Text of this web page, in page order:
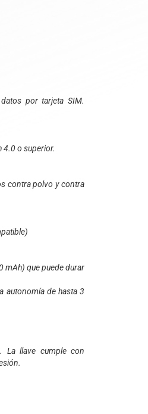
por tarjeta SIM.
4.0 o superior.
contra polvo y contra
mAh) que puede durar
autonomía de hasta 3
La llave cumple con